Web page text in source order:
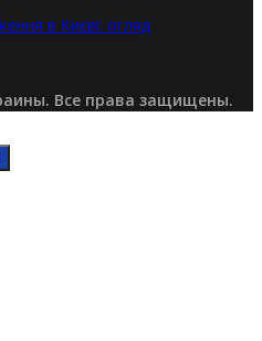
в Києві: огляд
Все права защищены.